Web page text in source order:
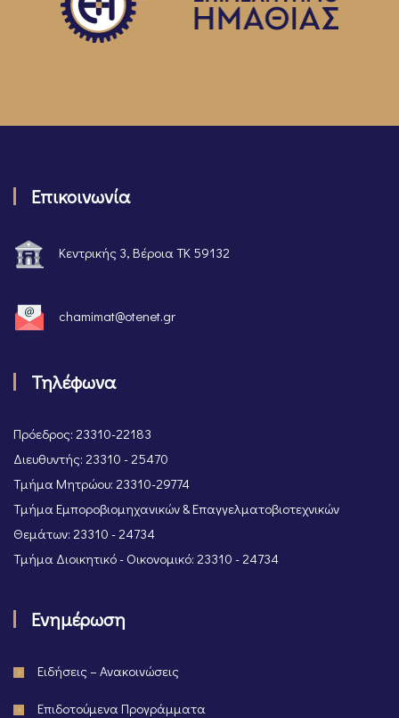
Επικοινωνία
Κεντρικής 3, Βέροια ΤΚ 59132
chamimat@otenet.gr
Τηλέφωνα
Πρόεδρος: 23310-22183
Διευθυντής: 23310 - 25470
Τμήμα Μητρώου: 23310-29774
Τμήμα Εμποροβιομηχανικών & Επαγγελματοβιοτεχνικών
Θεμάτων: 23310 - 24734
Τμήμα Διοικητικό - Οικονομικό: 23310 - 24734
Ενημέρωση
Ειδήσεις – Ανακοινώσεις
Επιδοτούμενα Προγράμματα